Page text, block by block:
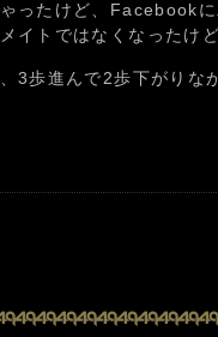
ったけど、Facebook
イトではなくなったけ
3歩進んで2歩下がり